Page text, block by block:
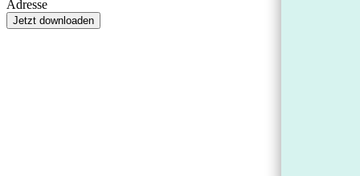
Adresse
Jetzt downloaden